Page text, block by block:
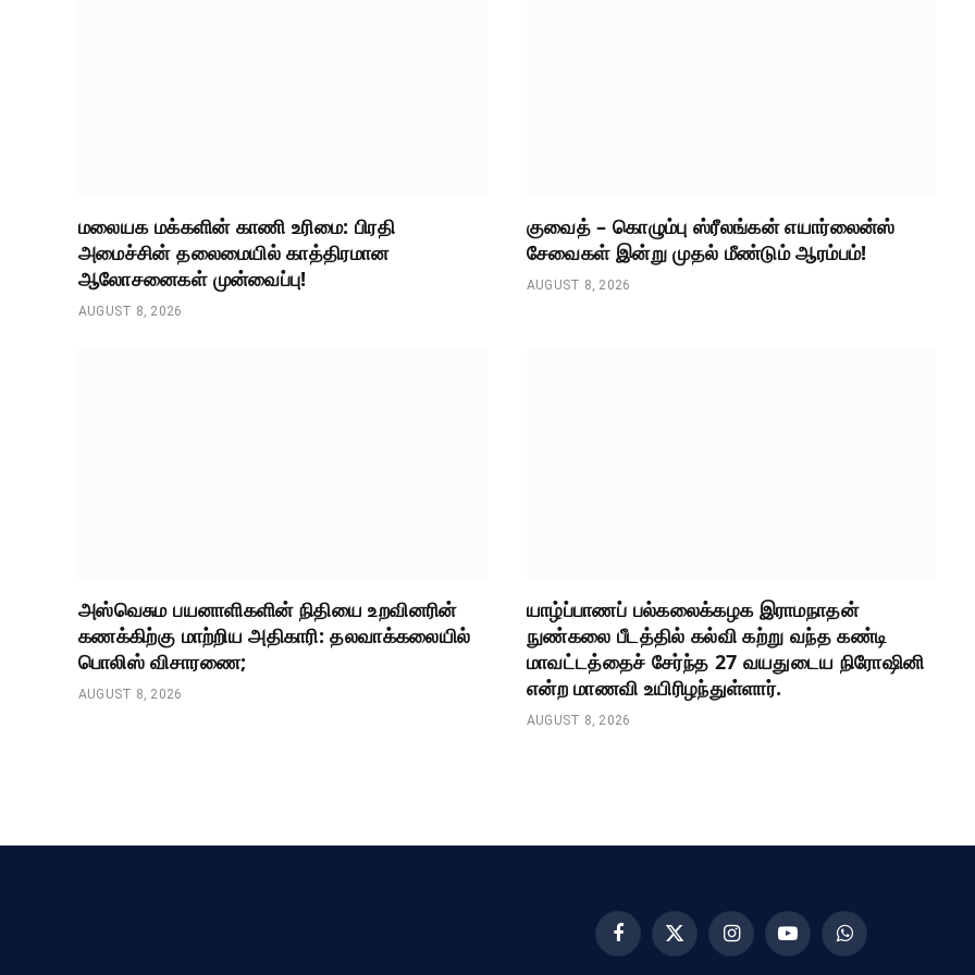
மலையக மக்களின் காணி உரிமை: பிரதி
அமைச்சின் தலைமையில் காத்திரமான
ஆலோசனைகள் முன்வைப்பு!
AUGUST 8, 2026
குவைத் – கொழும்பு ஸ்ரீலங்கன் எயார்லைன்ஸ்
சேவைகள் இன்று முதல் மீண்டும் ஆரம்பம்!
AUGUST 8, 2026
அஸ்வெசும பயனாளிகளின் நிதியை உறவினரின்
கணக்கிற்கு மாற்றிய அதிகாரி: தலவாக்கலையில்
பொலிஸ் விசாரணை;
AUGUST 8, 2026
யாழ்ப்பாணப் பல்கலைக்கழக இராமநாதன்
நுண்கலை பீடத்தில் கல்வி கற்று வந்த கண்டி
மாவட்டத்தைச் சேர்ந்த 27 வயதுடைய நிரோஷினி
என்ற மாணவி உயிரிழந்துள்ளார்.
AUGUST 8, 2026
FacebookX
(Twitter)
InstagramYouTubeWhatsApp